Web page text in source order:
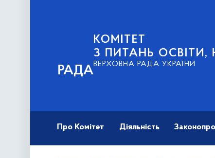
РАДА
КОМІТЕТ
З ПИТАНЬ ОСВІТИ,
ВЕРХОВНА РАДА УКРАЇНИ
Про Комітет Діяльність